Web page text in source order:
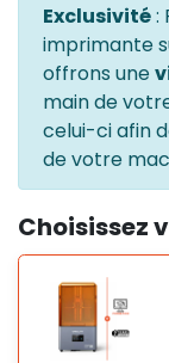
Exclusivité:
imprimante
offrons une
main de
celui-ci afin
de votre
Choisissez